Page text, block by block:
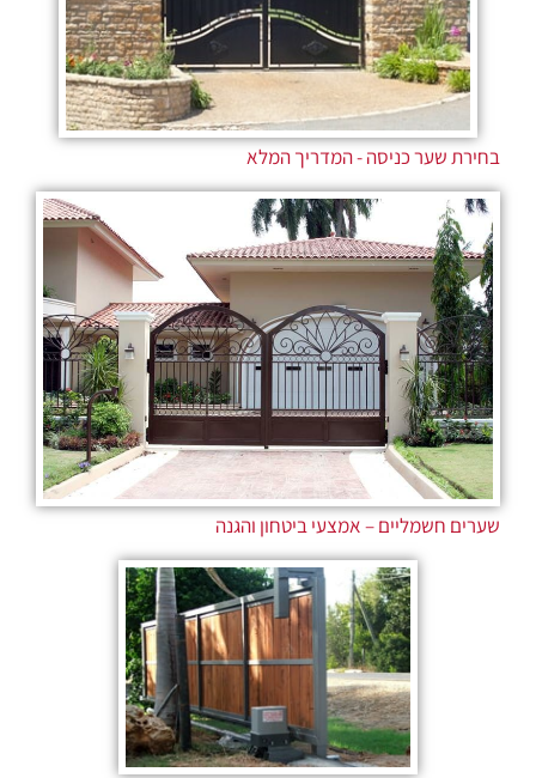
בחירת שער כניסה - המדריך המלא
שערים חשמליים – אמצעי ביטחון והגנה